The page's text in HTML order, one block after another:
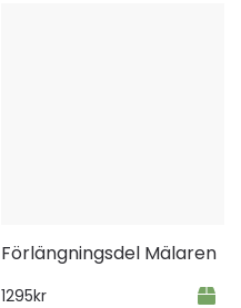
Förlängningsdel Mälaren
1295kr